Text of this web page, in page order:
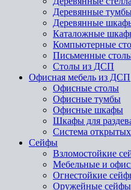
Деревянные
Деревянные
Каталожные
Компьютерные
Письменные
Столы из ДСП
Офисная мебель из ДСП
Офисные столы
Офисные тумбы
Офисные шкафы
Шкафы для
Система
Сейфы
Взломостойкие
Мебельные и
Огнестойкие
Оружейные сейфы